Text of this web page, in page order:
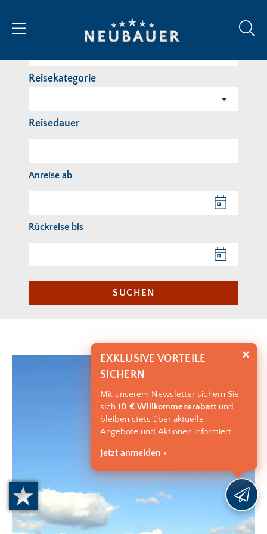
Reisekategorie
Reisedauer
Anreise ab
Rückreise bis
SUCHEN
EXKLUSIVE VORTEILE
SICHERN
Mit unserem Newsletter sichern Sie
sich 10 € Willkommensrabatt und
bleiben stets über aktuelle
Angebote und Aktionen informiert.
Jetzt anmelden ›